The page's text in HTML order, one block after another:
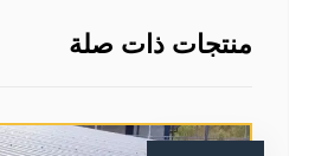
منتجات ذات صلة